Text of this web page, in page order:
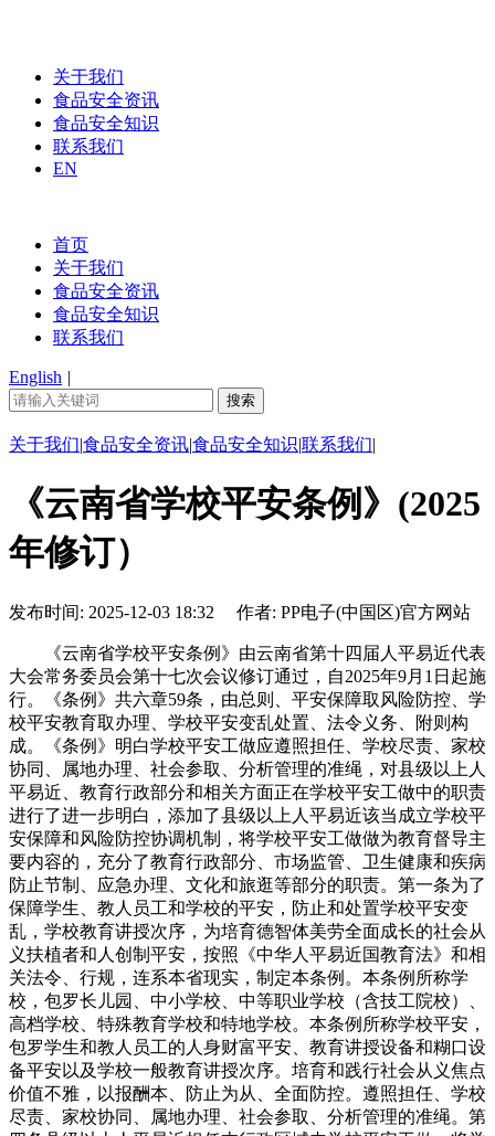
关于我们
食品安全资讯
食品安全知识
联系我们
EN
首页
关于我们
食品安全资讯
食品安全知识
联系我们
English |
关于我们|食品安全资讯|食品安全知识|联系我们|
《云南省学校平安条例》(2025
年修订）
发布时间: 2025-12-03 18:32 作者: PP电子(中国区)官方网站
《云南省学校平安条例》由云南省第十四届人平易近代表
大会常务委员会第十七次会议修订通过，自2025年9月1日起施
行。《条例》共六章59条，由总则、平安保障取风险防控、学
校平安教育取办理、学校平安变乱处置、法令义务、附则构
成。《条例》明白学校平安工做应遵照担任、学校尽责、家校
协同、属地办理、社会参取、分析管理的准绳，对县级以上人
平易近、教育行政部分和相关方面正在学校平安工做中的职责
进行了进一步明白，添加了县级以上人平易近该当成立学校平
安保障和风险防控协调机制，将学校平安工做做为教育督导主
要内容的，充分了教育行政部分、市场监管、卫生健康和疾病
防止节制、应急办理、文化和旅逛等部分的职责。第一条为了
保障学生、教人员工和学校的平安，防止和处置学校平安变
乱，学校教育讲授次序，为培育德智体美劳全面成长的社会从
义扶植者和人创制平安，按照《中华人平易近国教育法》和相
关法令、行规，连系本省现实，制定本条例。本条例所称学
校，包罗长儿园、中小学校、中等职业学校（含技工院校）、
高档学校、特殊教育学校和特地学校。本条例所称学校平安，
包罗学生和教人员工的人身财富平安、教育讲授设备和糊口设
备平安以及学校一般教育讲授次序。培育和践行社会从义焦点
价值不雅，以报酬本、防止为从、全面防控。遵照担任、学校
尽责、家校协同、属地办理、社会参取、分析管理的准绳。第